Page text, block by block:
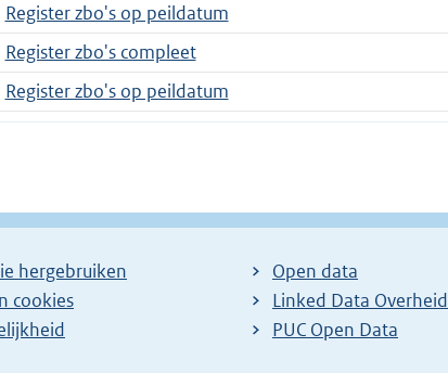
Register zbo's op peildatum
Register zbo's compleet
Register zbo's op peildatum
hergebruiken
cookies
Open data
Linked Data Overheid
PUC Open Data